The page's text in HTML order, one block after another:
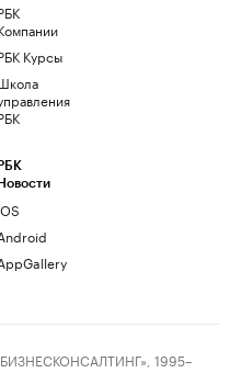
Курсы
РБК
Новости
1995–